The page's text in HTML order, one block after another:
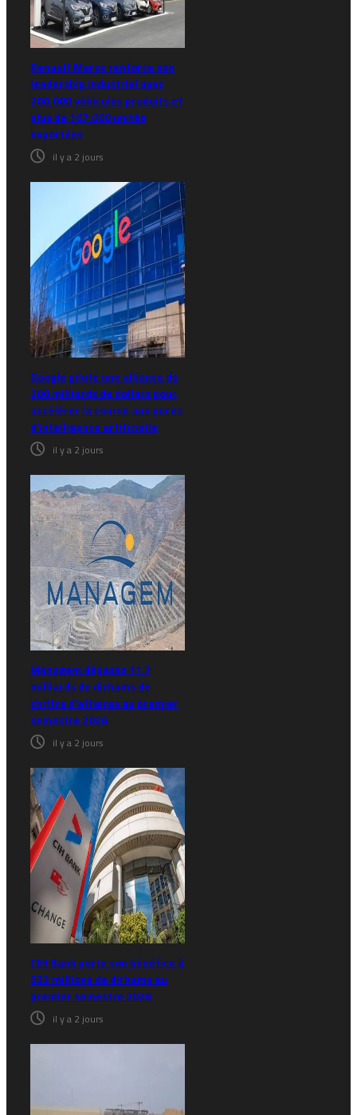
Renault Maroc renforce son
leadership industriel avec
200.000 véhicules produits et
plus de 167.000 unités
exportées
il y a 2 jours
Google pilote une alliance de
200 milliards de dollars pour
accélérer la course aux puces
d’intelligence artificielle
il y a 2 jours
Managem dépasse 11,7
milliards de dirhams de
chiffre d’affaires au premier
semestre 2026
il y a 2 jours
CIH Bank porte son bénéfice à
532 millions de dirhams au
premier semestre 2026
il y a 2 jours